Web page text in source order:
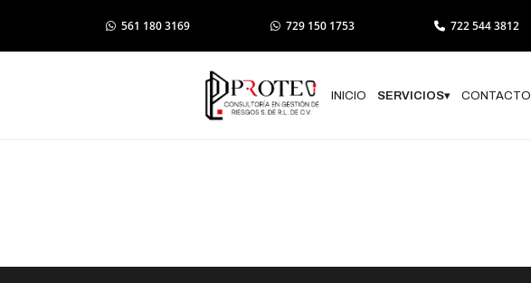
561 180 3169 729 150 1753 722 544 3812
INICIO SERVICIOS▾ CONTACTO